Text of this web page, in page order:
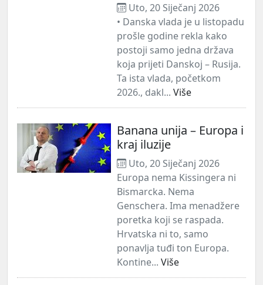
Uto, 20 Siječanj 2026
• Danska vlada je u listopadu
prošle godine rekla kako
postoji samo jedna država
koja prijeti Danskoj – Rusija.
Ta ista vlada, početkom
2026., dakl... Više
Banana unija – Europa i
kraj iluzije
Uto, 20 Siječanj 2026
Europa nema Kissingera ni
Bismarcka. Nema
Genschera. Ima menadžere
poretka koji se raspada.
Hrvatska ni to, samo
ponavlja tuđi ton Europa.
Kontine... Više